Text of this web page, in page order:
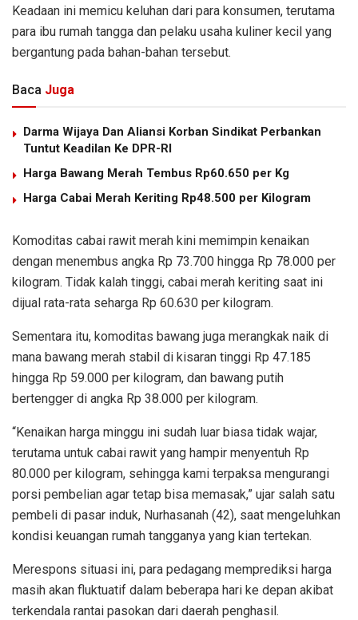
Keadaan ini memicu keluhan dari para konsumen, terutama
para ibu rumah tangga dan pelaku usaha kuliner kecil yang
bergantung pada bahan-bahan tersebut.
Baca Juga
Darma Wijaya Dan Aliansi Korban Sindikat Perbankan
Tuntut Keadilan Ke DPR-RI
Harga Bawang Merah Tembus Rp60.650 per Kg
Harga Cabai Merah Keriting Rp48.500 per Kilogram
Komoditas cabai rawit merah kini memimpin kenaikan
dengan menembus angka Rp 73.700 hingga Rp 78.000 per
kilogram. Tidak kalah tinggi, cabai merah keriting saat ini
dijual rata-rata seharga Rp 60.630 per kilogram.
Sementara itu, komoditas bawang juga merangkak naik di
mana bawang merah stabil di kisaran tinggi Rp 47.185
hingga Rp 59.000 per kilogram, dan bawang putih
bertengger di angka Rp 38.000 per kilogram.
“Kenaikan harga minggu ini sudah luar biasa tidak wajar,
terutama untuk cabai rawit yang hampir menyentuh Rp
80.000 per kilogram, sehingga kami terpaksa mengurangi
porsi pembelian agar tetap bisa memasak,” ujar salah satu
pembeli di pasar induk, Nurhasanah (42), saat mengeluhkan
kondisi keuangan rumah tangganya yang kian tertekan.
Merespons situasi ini, para pedagang memprediksi harga
masih akan fluktuatif dalam beberapa hari ke depan akibat
terkendala rantai pasokan dari daerah penghasil.